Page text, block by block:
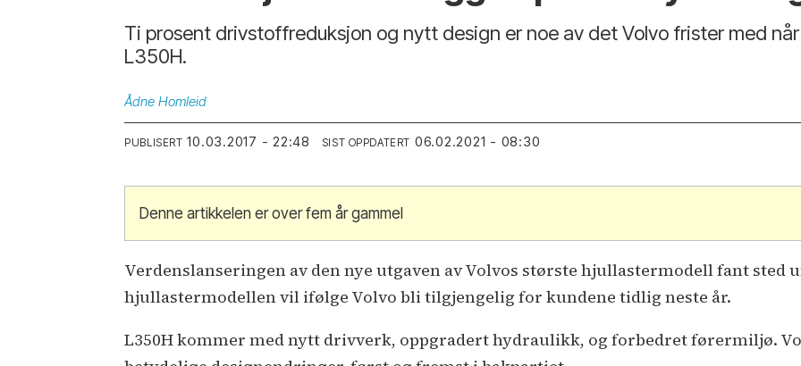
Ti prosent drivstoffreduksjon og nytt design er noe av det Volvo frister med
L350H.
Ådne Homleid
PUBLISERT 10.03.2017 - 22:48 SIST OPPDATERT 06.02.2021 - 08:30
Denne artikkelen er over fem år gammel
Verdenslanseringen av den nye utgaven av Volvos største hjullastermodell fant sted
hjullastermodellen vil ifølge Volvo bli tilgjengelig for kundene tidlig neste år.
L350H kommer med nytt drivverk, oppgradert hydraulikk, og forbedret førermiljø.